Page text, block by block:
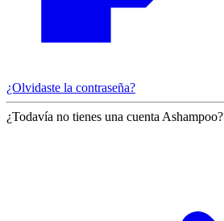
¿Olvidaste la contraseña?
¿Todavía no tienes una cuenta Ashampoo?